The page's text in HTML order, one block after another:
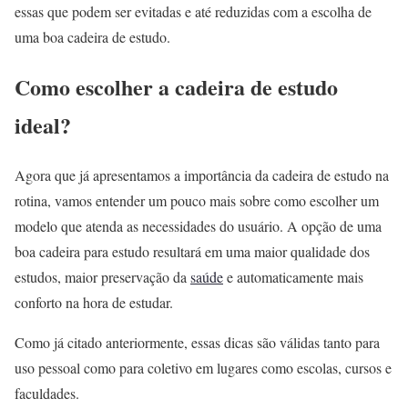
essas que podem ser evitadas e até reduzidas com a escolha de
uma boa cadeira de estudo.
Como escolher a cadeira de estudo
ideal?
Agora que já apresentamos a importância da cadeira de estudo na
rotina, vamos entender um pouco mais sobre como escolher um
modelo que atenda as necessidades do usuário. A opção de uma
boa cadeira para estudo resultará em uma maior qualidade dos
estudos, maior preservação da saúdee automaticamente mais
conforto na hora de estudar.
Como já citado anteriormente, essas dicas são válidas tanto para
uso pessoal como para coletivo em lugares como escolas, cursos e
faculdades.